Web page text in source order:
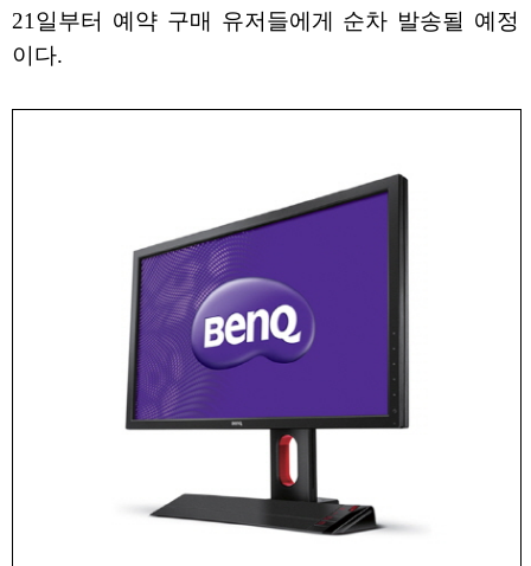
21일부터 예약 구매 유저들에게 순차 발송될 예정
이다.